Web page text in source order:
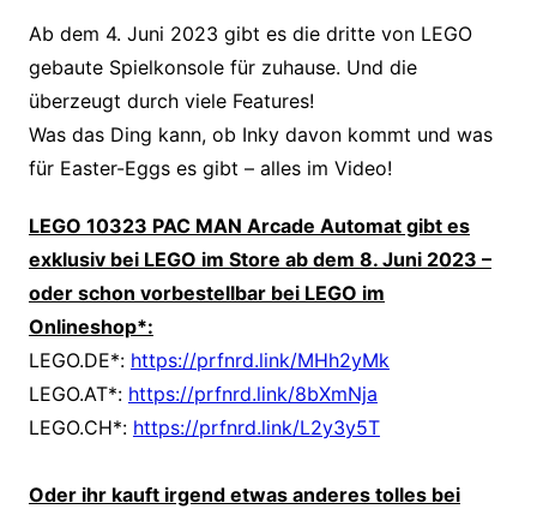
Ab dem 4. Juni 2023 gibt es die dritte von LEGO
gebaute Spielkonsole für zuhause. Und die
überzeugt durch viele Features!
Was das Ding kann, ob Inky davon kommt und was
für Easter-Eggs es gibt – alles im Video!
LEGO 10323 PAC MAN Arcade Automat gibt es
exklusiv bei LEGO im Store ab dem 8. Juni 2023 –
oder schon vorbestellbar bei LEGO im
Onlineshop*:
LEGO.DE*: https://prfnrd.link/MHh2yMk
LEGO.AT*: https://prfnrd.link/8bXmNja
LEGO.CH*: https://prfnrd.link/L2y3y5T
Oder ihr kauft irgend etwas anderes tolles bei